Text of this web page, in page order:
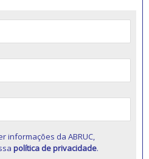
informações da ABRUC,
política de privacidade.